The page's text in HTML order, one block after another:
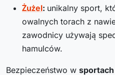
Żużel: unikalny sport,
owalnych torach z
zawodnicy używają
hamulców.
Bezpieczeństwo w